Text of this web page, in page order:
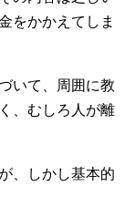
をかかえてしま
いて、周囲に教
、むしろ人が離
、しかし基本的